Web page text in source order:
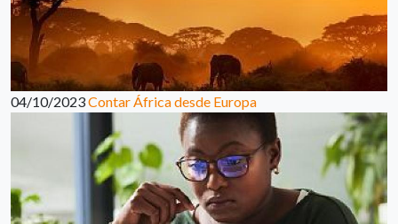
04/10/2023Contar África desde Europa